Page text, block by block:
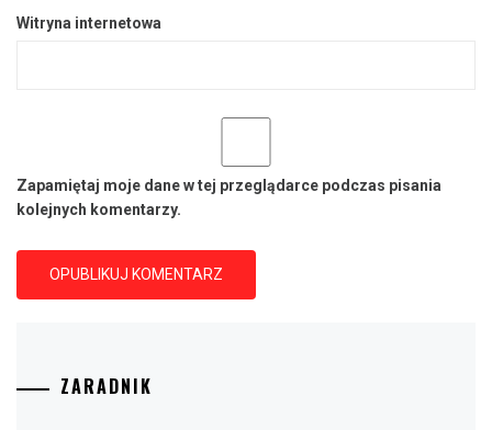
Witryna internetowa
Zapamiętaj moje dane w tej przeglądarce podczas pisania
kolejnych komentarzy.
ZARADNIK